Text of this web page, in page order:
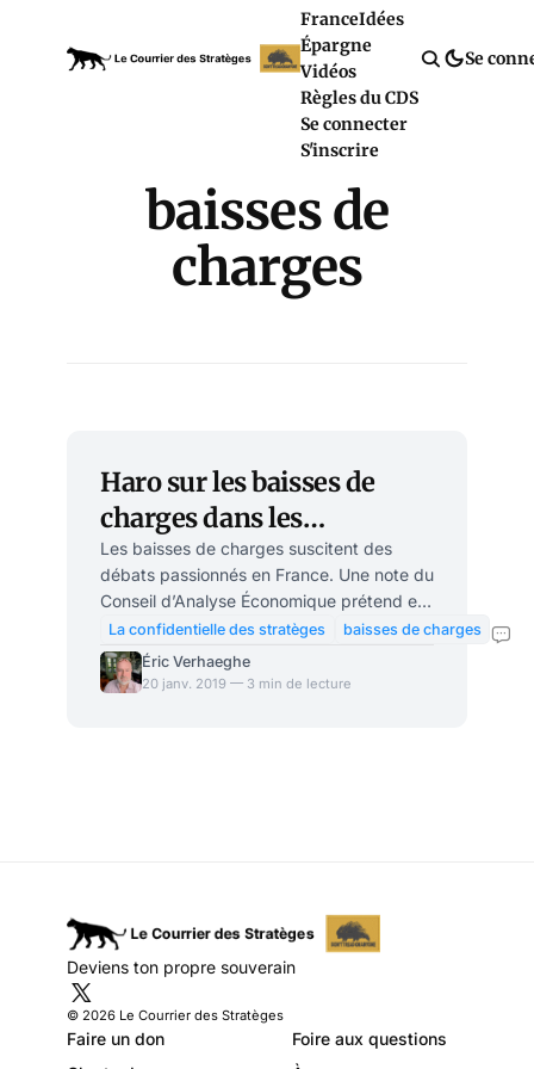
FranceIdées
Épargne
Vidéos
Règles du CDS
Se connecter
S'inscrire
Se
baisses de
charges
Haro sur les baisses de
charges dans les
entreprises
Les baisses de charges suscitent des
débats passionnés en France. Une note du
Conseil d’Analyse Économique prétend en
avoir analysé les effets sur l’emploi depuis
les années 90. Elle suscite pas mal de
réserves méthodologiques. Mais, venant
La confidentielle des stratèges
baisses de charges
Éric Verhaeghe
20 janv. 2019 — 3 min de lecture
Deviens ton propre souverain
© 2026 Le Courrier des Stratèges
Faire un don
Foire aux questions